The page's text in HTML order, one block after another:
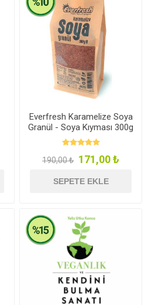
Everfresh Karamelize Soya
Granül - Soya Kıyması 300g
190,00 ₺ 171,00 ₺
SEPETE EKLE